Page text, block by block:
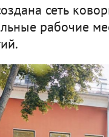
сеть
рабочие